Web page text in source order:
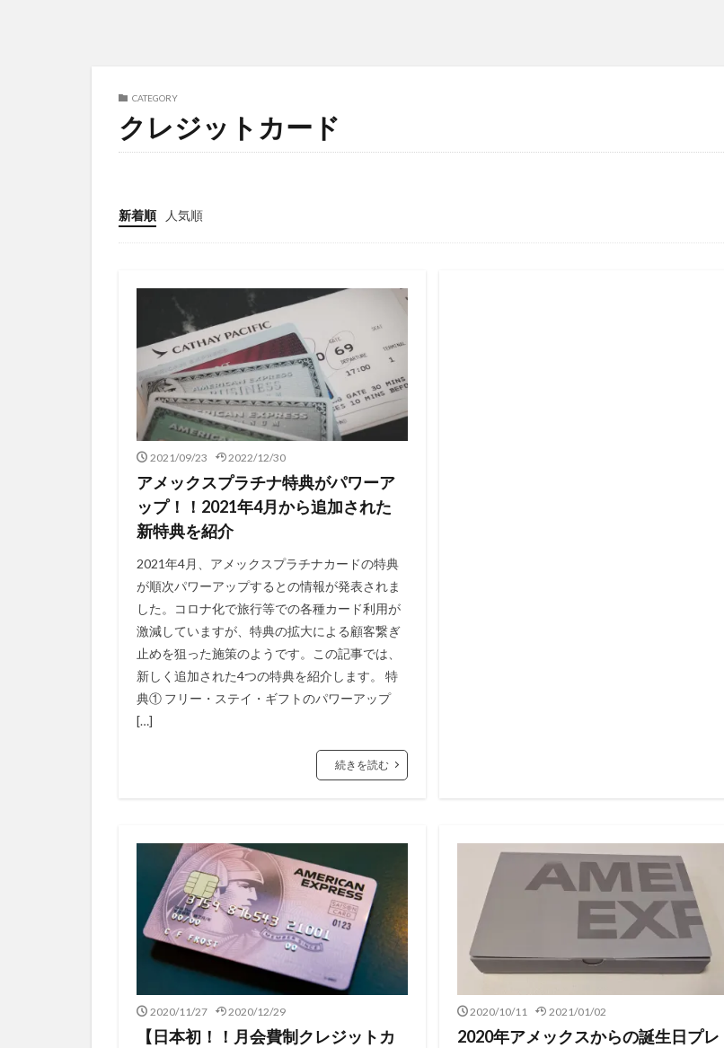
CATEGORY
クレジットカード
新着順 人気順
2021/09/23 2022/12/30
アメックスプラチナ特典がパワーア
ップ！！2021年4月から追加された
新特典を紹介
2021年4月、アメックスプラチナカードの特典
が順次パワーアップするとの情報が発表されま
した。コロナ化で旅行等での各種カード利用が
激減していますが、特典の拡大による顧客繋ぎ
止めを狙った施策のようです。この記事では、
新しく追加された4つの特典を紹介します。 特
典① フリー・ステイ・ギフトのパワーアップ
[…]
続きを読む
2020/11/27 2020/12/29
【日本初！！月会費制クレジットカ
2020/10/11 2021/01/02
2020年アメックスからの誕生日プレ